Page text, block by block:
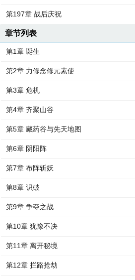
第197章 战后庆祝
章节列表
第1章 诞生
第2章 力修念修元素使
第3章 危机
第4章 齐聚山谷
第5章 藏药谷与先天地图
第6章 阴阳阵
第7章 布阵斩妖
第8章 识破
第9章 争夺之战
第10章 犹豫不决
第11章 离开秘境
第12章 拦路抢劫